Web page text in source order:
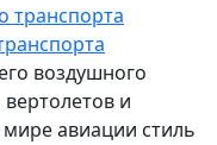
воздушного
и
авиации стиль